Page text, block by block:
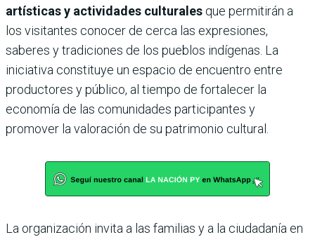
artísticas y actividades culturales que permitirán a
los visitantes conocer de cerca las expresiones,
saberes y tradiciones de los pueblos indígenas. La
iniciativa constituye un espacio de encuentro entre
productores y público, al tiempo de fortalecer la
economía de las comunidades participantes y
promover la valoración de su patrimonio cultural.
La organización invita a las familias y a la ciudadanía en